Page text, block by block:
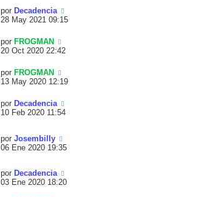
por Decadencia
28 May 2021 09:15
por FROGMAN
20 Oct 2020 22:42
por FROGMAN
13 May 2020 12:19
por Decadencia
10 Feb 2020 11:54
por Josembilly
06 Ene 2020 19:35
por Decadencia
03 Ene 2020 18:20